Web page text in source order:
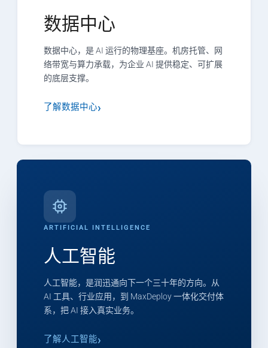
数据中心
数据中心，是 AI 运行的物理基座。机房托管、网
络带宽与算力承载，为企业 AI 提供稳定、可扩展
的底层支撑。
了解数据中心
ARTIFICIAL INTELLIGENCE
人工智能
人工智能，是润迅通向下一个三十年的方向。从
AI 工具、行业应用，到 MaxDeploy 一体化交付体
系，把 AI 接入真实业务。
了解人工智能